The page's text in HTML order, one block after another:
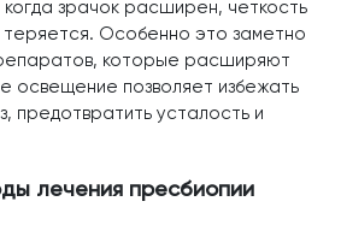
зрачок расширен, четкость
Особенно это заметно
которые расширяют
освещение позволяет избежать
предотвратить усталость и
лечения пресбиопии